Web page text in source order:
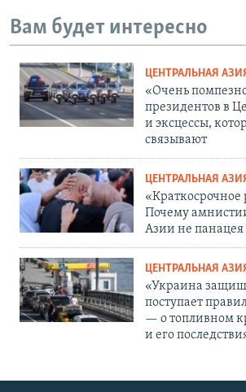
Вам будет интересно
ЦЕНТРАЛЬНАЯ
«Очень
президентов в
и эксцессы,
связывают
ЦЕНТРАЛЬНАЯ
Почему
Азии не панацея
ЦЕНТРАЛЬНАЯ
«Украина
поступает
— о топливном
и его